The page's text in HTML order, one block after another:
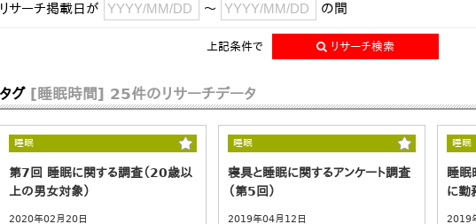
リサーチ掲載日が ～ の間
上記条件で リサーチ検索
タグ [睡眠時間] 25件のリサーチデータ
睡眠
第7回 睡眠に関する調査（20歳以
上の男女対象）
2020年02月20日
睡眠
寝具と睡眠に関するアンケート調査
（第5回）
2019年04月12日
睡眠
睡眠
に勤
2019